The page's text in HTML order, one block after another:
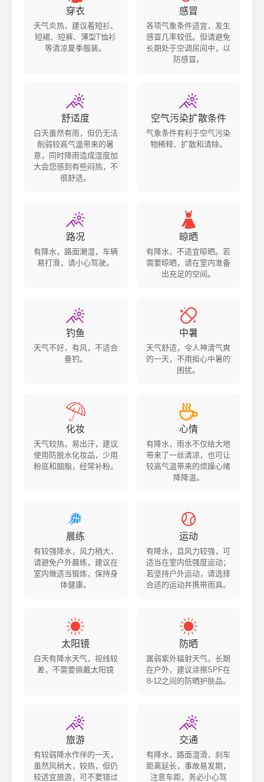
穿衣
天气炎热，建议着短衫、
短裙、短裤、薄型T恤衫
等清凉夏季服装。
感冒
各项气象条件适宜，发生
感冒几率较低。但请避免
长期处于空调房间中，以
防感冒。

舒适度
白天虽然有雨，但仍无法
削弱较高气温带来的暑
意，同时降雨造成湿度加
大会您感到有些闷热，不
很舒适。

空气污染扩散条件
气象条件有利于空气污染
物稀释、扩散和清除。

路况
有降水，路面潮湿，车辆
易打滑，请小心驾驶。

晾晒
有降水，不适宜晾晒。若
需要晾晒，请在室内准备
出充足的空间。

钓鱼
天气不好，有风，不适合
垂钓。

中暑
天气舒适，令人神清气爽
的一天，不用担心中暑的
困扰。

化妆
天气较热，易出汗，建议
使用防脱水化妆品，少用
粉底和胭脂，经常补粉。

心情
有降水，雨水不仅给大地
带来了一丝清凉，也可让
较高气温带来的烦躁心绪
降降温。

晨练
有较强降水，风力稍大，
请避免户外晨练，建议在
室内做适当锻炼，保持身
体健康。

运动
有降水，且风力较强，可
适当在室内低强度运动；
若坚持户外运动，请选择
合适的运动并携带雨具。

太阳镜
白天有降水天气，视线较
差，不需要佩戴太阳镜

防晒
属弱紫外辐射天气，长期
在户外，建议涂擦SPF在
8-12之间的防晒护肤品。

旅游
有较弱降水作伴的一天，
虽然风稍大，较热，但仍
较适宜旅游，可不要错过

交通
有降水，路面湿滑，刹车
距离延长，事故易发期，
注意车距，务必小心驾